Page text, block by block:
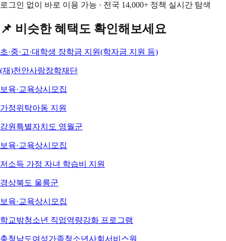
로그인 없이 바로 이용 가능 · 전국 14,000+ 정책 실시간 탐색
📌 비슷한 혜택도 확인해보세요
초·중·고·대학생 장학금 지원(학자금 지원 등)
(재)천안사랑장학재단
보육·교육상시모집
가정위탁아동 지원
강원특별자치도 영월군
보육·교육상시모집
저소득 가정 자녀 학습비 지원
경상북도 울릉군
보육·교육상시모집
학교밖청소년 직업역량강화 프로그램
충청남도여성가족청소년사회서비스원